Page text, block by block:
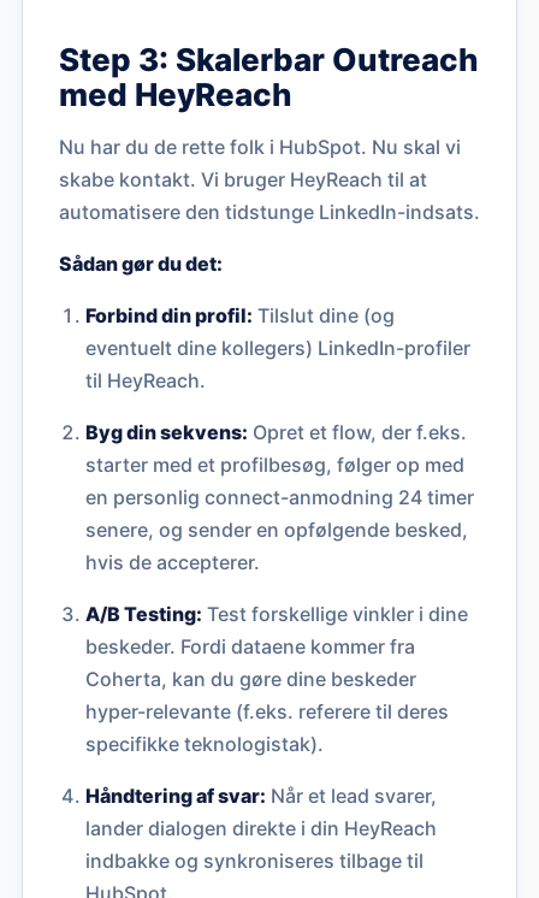
Step 3: Skalerbar Outreach
med HeyReach
Nu har du de rette folk i HubSpot. Nu skal vi
skabe kontakt. Vi bruger HeyReach til at
automatisere den tidstunge LinkedIn-indsats.
Sådan gør du det:
Forbind din profil: Tilslut dine (og
eventuelt dine kollegers) LinkedIn-profiler
til HeyReach.
Byg din sekvens: Opret et flow, der f.eks.
starter med et profilbesøg, følger op med
en personlig connect-anmodning 24 timer
senere, og sender en opfølgende besked,
hvis de accepterer.
A/B Testing: Test forskellige vinkler i dine
beskeder. Fordi dataene kommer fra
Coherta, kan du gøre dine beskeder
hyper-relevante (f.eks. referere til deres
specifikke teknologistak).
Håndtering af svar: Når et lead svarer,
lander dialogen direkte i din HeyReach
indbakke og synkroniseres tilbage til
HubSpot.